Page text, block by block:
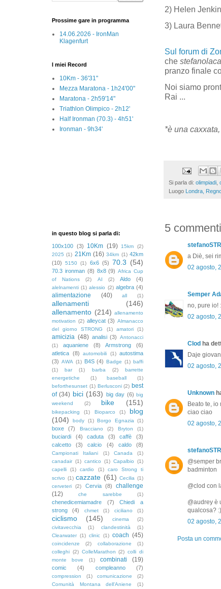
2) Helen
3) Laura
Sul forum di
che
pranzo finale
Noi siamo
Rai ...
*è una
Si parla di: olimpiadi
Luogo
Londra,
5
a Diè, sei
02 agosto,
Semper
no, pure io!
02 agosto,
Clod ha
Daje
02 agosto,
Unknown
Beato te,
ciao ciao
02 agosto,
@semper
badminton
@clod con
@audrey è
qualcosa? :)
02 agosto,
Posta un
Prossime gare in programma
14.06.2026 - IronMan
Klagenfurt
I miei Record
10Km - 36'31"
Mezza Maratona - 1h24'00"
Maratona - 2h59'14"
Triathlon Olimpico - 2h12'
Half Ironman (70.3) - 4h51'
Ironman - 9h34'
in questo blog si parla di:
100x100 (3) 10Km (19) 15km
(2)
2025 (1) 21Km (16) 34km (1) 42km
(10)
5150 (1) 6x6 (5) 70.3 (54)
70.3 ironman (8) 8x8 (9) Africa Cup
of Nations
(2) AI (2) Aldo (4)
alelnamenti (1) alessio (2) algebra (4)
alimentazione (40) all (1)
allenamenti
(146)
allenamento (214) allenamento
motivation (2) alleycat (3) Almanacco
del giorno STRONG
(1) amatori (1)
amicizia (48) analisi (3)
Antonacci
(1)
aquaniene (8) Armstrong
(6)
atletica (8) automobili (1) autostima
(3) AWA (1) B4S (4) Badge (1) baffi
(1)
bar (1) barba (2)
barrette
energetiche
(1) baseball
(1)
beforthesunset (1) Berlusconi (2) best
of (34) bici (163) big day (6) big
weekend
(2) bike (151)
bikepacking (1) Bioparco (1)
blog
(104)
body (1) Borgo Egnazia (1)
boxe (7) Bracciano (2) Bryton (1)
buciardi (4) caduta (3) caffè
(3)
calcetto
(3) calcio (4) caldo (8)
Campionati Italiani (1) Canada
(1)
canadair (1) cantico (1) Capalbio
(1)
capelli
(1) cardio (1)
caro Strong ti
scrivo (1) cazzate (61) Cecilia (1)
cerveteri
(2) Cervia (8)
challenge
(12)
che sarebbe (1)
chenedicemiamadre (7)
Chiedi a
strong
(4) chmet (1) ciciliano (1)
ciclismo (145) cinema
(2)
civitavecchia
(1) clandestinità
(1)
Clearwater (1) clinic (1) coach (45)
coincidenze (2) collaborazione
(1)
colleghi (2) ColleMarathon (2) colli di
monte bove
(1) combinati (19)
comic (4) compleanno (7)
compression (1) comunicazione
(2)
Comunità Montana dell'Aniene
(1)